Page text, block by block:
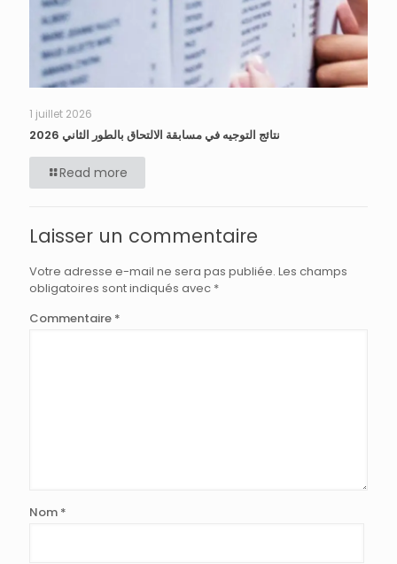
1 juillet 2026
نتائج التوجيه في مسابقة الالتحاق بالطور الثاني 2026
Read more
Laisser un commentaire
Votre adresse e-mail ne sera pas publiée. Les champs
obligatoires sont indiqués avec *
Commentaire *
Nom *